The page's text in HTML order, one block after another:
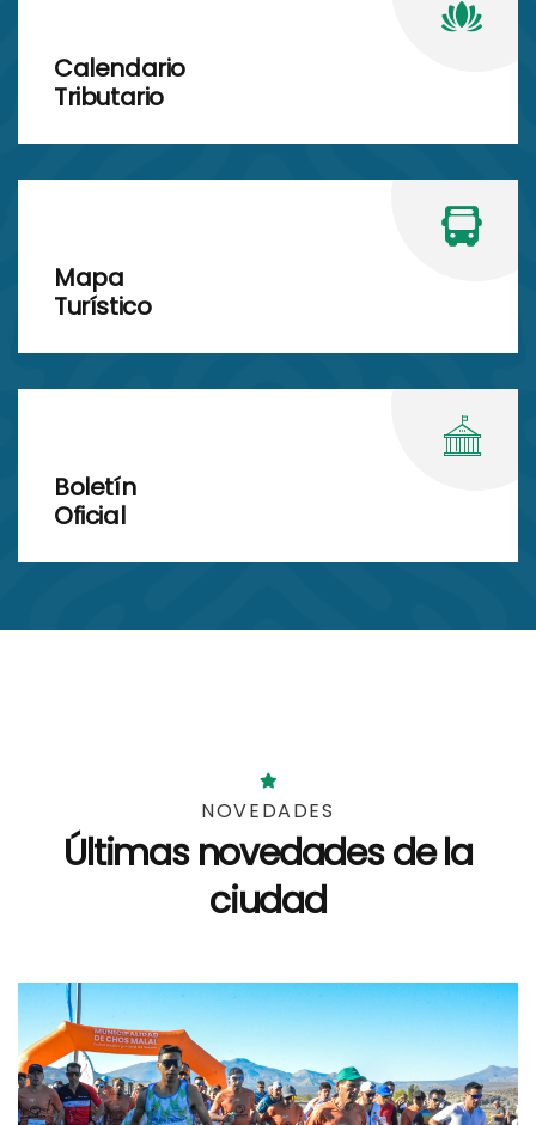
Calendario
Tributario
Mapa
Turístico
Boletín
Oficial
NOVEDADES
Últimas novedadesde la
ciudad